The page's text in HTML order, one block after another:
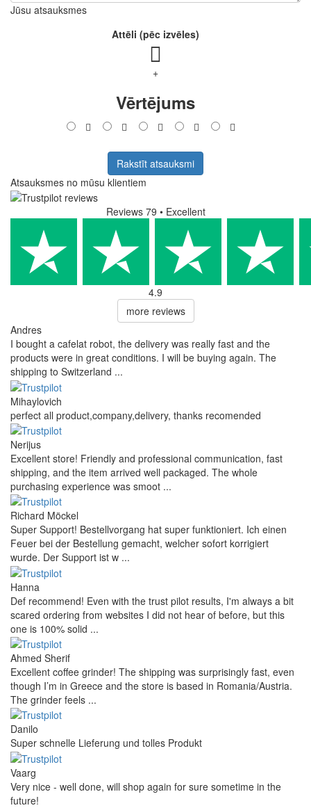
Jūsu atsauksmes
Attēli (pēc izvēles)
+
Vērtējums
Rakstīt atsauksmi
Atsauksmes no mūsu klientiem
Reviews 79 • Excellent
4.9
more reviews
Andres
I bought a cafelat robot, the delivery was really fast and the
products were in great conditions. I will be buying again. The
shipping to Switzerland ...
Mihaylovich
perfect all product,company,delivery, thanks recomended
Nerijus
Excellent store! Friendly and professional communication, fast
shipping, and the item arrived well packaged. The whole
purchasing experience was smoot ...
Richard Möckel
Super Support! Bestellvorgang hat super funktioniert. Ich einen
Feuer bei der Bestellung gemacht, welcher sofort korrigiert
wurde. Der Support ist w ...
Hanna
Def recommend! Even with the trust pilot results, I'm always a bit
scared ordering from websites I did not hear of before, but this
one is 100% solid ...
Ahmed Sherif
Excellent coffee grinder! The shipping was surprisingly fast, even
though I’m in Greece and the store is based in Romania/Austria.
The grinder feels ...
Danilo
Super schnelle Lieferung und tolles Produkt
Vaarg
Very nice - well done, will shop again for sure sometime in the
future!